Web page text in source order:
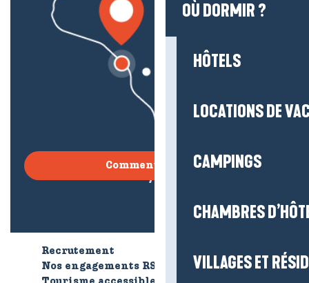
OÙ DORMIR ?
HÔTELS
LOCATIONS DE
CAMPINGS
CHAMBRES
VILLAGES ET
Comment venir ?
Recrutement
Nos engagements RSE